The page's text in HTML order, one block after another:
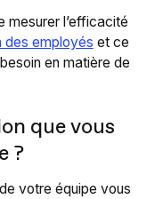
mesurer l’efficacité
des employés et ce
en matière de
que vous
?
votre équipe vous